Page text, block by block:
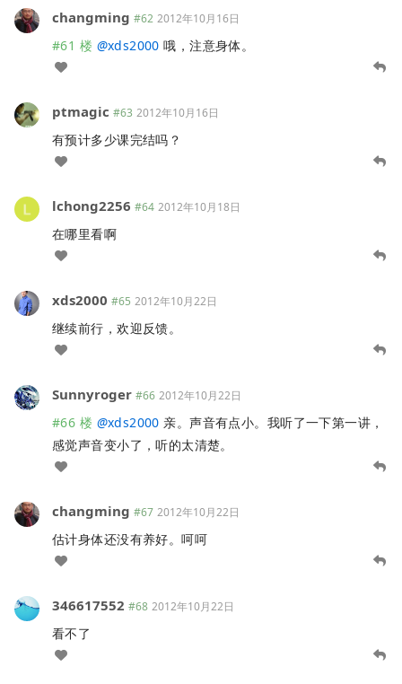
changming #62 2012年10月16日
#61 楼 @xds2000 哦，注意身体。
ptmagic #63 2012年10月16日
有预计多少课完结吗？
lchong2256 #64 2012年10月18日
在哪里看啊
xds2000 #65 2012年10月22日
继续前行，欢迎反馈。
Sunnyroger #66 2012年10月22日
#66 楼 @xds2000 亲。声音有点小。我听了一下第一讲，
感觉声音变小了，听的太清楚。
changming #67 2012年10月22日
估计身体还没有养好。呵呵
346617552 #68 2012年10月22日
看不了